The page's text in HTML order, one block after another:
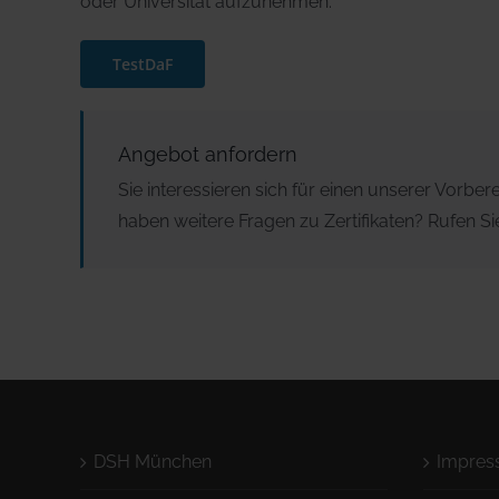
TestDaF
Angebot anfordern
Sie interessieren sich für einen unserer
haben weitere Fragen zu Zertifikaten? Rufen
DSH München